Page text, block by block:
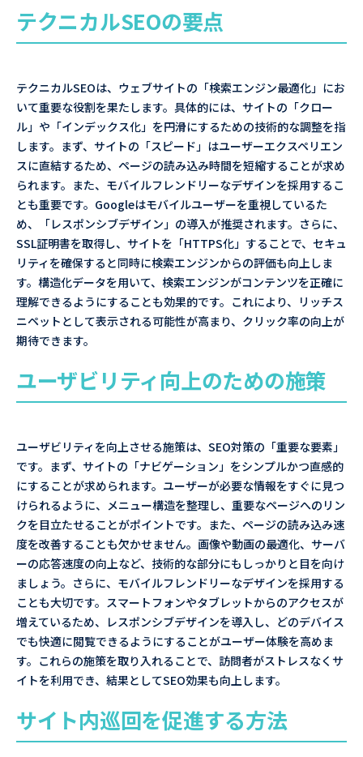
テクニカルSEOの要点
テクニカルSEOは、ウェブサイトの「検索エンジン最適化」にお
いて重要な役割を果たします。具体的には、サイトの「クロー
ル」や「インデックス化」を円滑にするための技術的な調整を指
します。まず、サイトの「スピード」はユーザーエクスペリエン
スに直結するため、ページの読み込み時間を短縮することが求め
られます。また、モバイルフレンドリーなデザインを採用するこ
とも重要です。Googleはモバイルユーザーを重視しているた
め、「レスポンシブデザイン」の導入が推奨されます。さらに、
SSL証明書を取得し、サイトを「HTTPS化」することで、セキュ
リティを確保すると同時に検索エンジンからの評価も向上しま
す。構造化データを用いて、検索エンジンがコンテンツを正確に
理解できるようにすることも効果的です。これにより、リッチス
ニペットとして表示される可能性が高まり、クリック率の向上が
期待できます。
ユーザビリティ向上のための施策
ユーザビリティを向上させる施策は、SEO対策の「重要な要素」
です。まず、サイトの「ナビゲーション」をシンプルかつ直感的
にすることが求められます。ユーザーが必要な情報をすぐに見つ
けられるように、メニュー構造を整理し、重要なページへのリン
クを目立たせることがポイントです。また、ページの読み込み速
度を改善することも欠かせません。画像や動画の最適化、サーバ
ーの応答速度の向上など、技術的な部分にもしっかりと目を向け
ましょう。さらに、モバイルフレンドリーなデザインを採用する
ことも大切です。スマートフォンやタブレットからのアクセスが
増えているため、レスポンシブデザインを導入し、どのデバイス
でも快適に閲覧できるようにすることがユーザー体験を高めま
す。これらの施策を取り入れることで、訪問者がストレスなくサ
イトを利用でき、結果としてSEO効果も向上します。
サイト内巡回を促進する方法